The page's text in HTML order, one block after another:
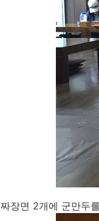
짜장면 2개에 군만두